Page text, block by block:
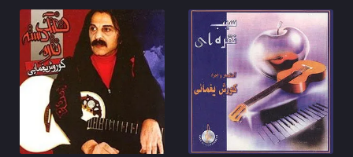
این صدای آشنا بود
دختر بهار و دیدم
تو صدای مهربونش
صدای شکفتنم بود
فصل خاموشی تموم شد
این صدای گفتنم بود
یک روزی وقتی که اومد
من به زندگی رسیدم
ولی وقتی که یک روز رفت